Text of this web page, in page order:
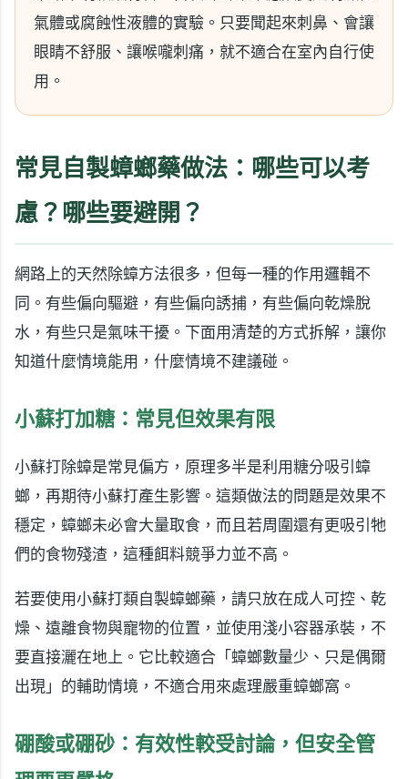
氣體或腐蝕性液體的實驗。只要聞起來刺鼻、會讓
眼睛不舒服、讓喉嚨刺痛，就不適合在室內自行使
用。
常見自製蟑螂藥做法：哪些可以考
慮？哪些要避開？
網路上的天然除蟑方法很多，但每一種的作用邏輯不
同。有些偏向驅避，有些偏向誘捕，有些偏向乾燥脫
水，有些只是氣味干擾。下面用清楚的方式拆解，讓你
知道什麼情境能用，什麼情境不建議碰。
小蘇打加糖：常見但效果有限
小蘇打除蟑是常見偏方，原理多半是利用糖分吸引蟑
螂，再期待小蘇打產生影響。這類做法的問題是效果不
穩定，蟑螂未必會大量取食，而且若周圍還有更吸引牠
們的食物殘渣，這種餌料競爭力並不高。
若要使用小蘇打類自製蟑螂藥，請只放在成人可控、乾
燥、遠離食物與寵物的位置，並使用淺小容器承裝，不
要直接灑在地上。它比較適合「蟑螂數量少、只是偶爾
出現」的輔助情境，不適合用來處理嚴重蟑螂窩。
硼酸或硼砂：有效性較受討論，但安全管